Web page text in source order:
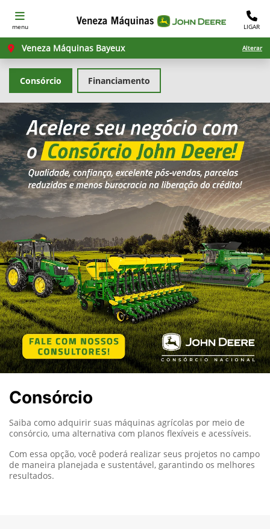
menu LIGAR
Veneza Máquinas Bayeux Alterar
Consórcio Financiamento
Consórcio
Saiba como adquirir suas máquinas agrícolas por meio de
consórcio, uma alternativa com planos flexíveis e acessíveis.
Com essa opção, você poderá realizar seus projetos no campo
de maneira planejada e sustentável, garantindo os melhores
resultados.